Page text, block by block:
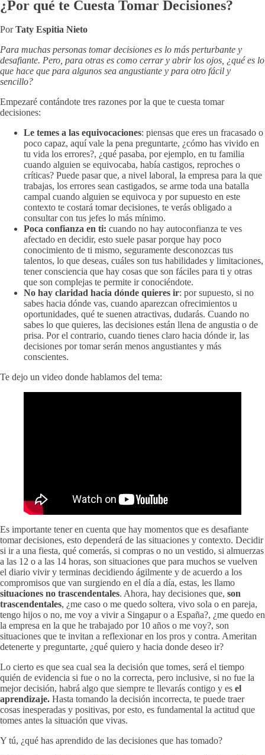
¿Por qué te Cuesta Tomar Decisiones?
PorTaty Espitia Nieto
Para muchas personas tomar decisiones es lo más perturbante y
desafiante. Pero, para otras es como cerrar y abrir los ojos, ¿qué es lo
que hace que para algunos sea angustiante y para otro fácil y
sencillo?
Empezaré contándote tres razones por la que te cuesta tomar
decisiones:
Le temes a las equivocaciones: piensas que eres un fracasado o
poco capaz, aquí vale la pena preguntarte, ¿cómo has vivido en
tu vida los errores?, ¿qué pasaba, por ejemplo, en tu familia
cuando alguien se equivocaba, había castigos, reproches o
críticas? Puede pasar que, a nivel laboral, la empresa para la que
trabajas, los errores sean castigados, se arme toda una batalla
campal cuando alguien se equivoca y por supuesto en este
contexto te costará tomar decisiones, te verás obligado a
consultar con tus jefes lo más mínimo.
Poca confianza en ti: cuando no hay autoconfianza te ves
afectado en decidir, esto suele pasar porque hay poco
conocimiento de ti mismo, seguramente desconozcas tus
talentos, lo que deseas, cuáles son tus habilidades y limitaciones,
tener consciencia que hay cosas que son fáciles para ti y otras
que son complejas te permite ir conociéndote.
No hay claridad hacia dónde quieres ir: por supuesto, si no
sabes hacia dónde vas, cuando aparezcan ofrecimientos u
oportunidades, qué te suenen atractivas, dudarás. Cuando no
sabes lo que quieres, las decisiones están llena de angustia o de
prisa. Por el contrario, cuando tienes claro hacia dónde ir, las
decisiones por tomar serán menos angustiantes y más
conscientes.
Te dejo un video donde hablamos del tema:
Es importante tener en cuenta que hay momentos que es desafiante
tomar decisiones, esto dependerá de las situaciones y contexto. Decidir
si ir a una fiesta, qué comerás, si compras o no un vestido, si almuerzas
a las 12 o a las 14 horas, son situaciones que para muchos se vuelven
el diario vivir y terminas decidiendo ágilmente y de acuerdo a los
compromisos que van surgiendo en el día a día, estas, les llamo
situaciones no trascendentales. Ahora, hay decisiones que, son
trascendentales, ¿me caso o me quedo soltera, vivo sola o en pareja,
tengo hijos o no, me voy a vivir a Singapur o a España?, ¿me quedo en
la empresa en la que he trabajado por 10 años o me voy?, son
situaciones que te invitan a reflexionar en los pros y contra. Ameritan
detenerte y preguntarte, ¿qué quiero y hacia donde deseo ir?
Lo cierto es que sea cual sea la decisión que tomes, será el tiempo
quién de evidencia si fue o no la correcta, pero inclusive, si no fue la
mejor decisión, habrá algo que siempre te llevarás contigo y es el
aprendizaje. Hasta tomando la decisión incorrecta, te puede traer
cosas inesperadas y positivas, por esto, es fundamental la actitud que
tomes antes la situación que vivas.
Y tú, ¿qué has aprendido de las decisiones que has tomado?